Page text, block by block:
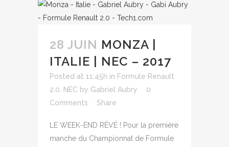
28 JUIN MONZA |
ITALIE | NEC – 2017
Posted at 11:45h in Formule Renault
2.0
NEC by Gabriel Aubry
0
Comments
Share
LE WEEK-END RÉVÉ ! Pour la première
manche du Championnat de Formule